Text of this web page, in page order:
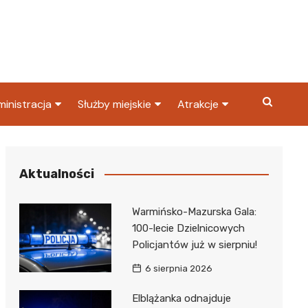
Skarbowy
Służby miejskie
Policja
Atrakcje
Aktualności
Warmińsko-Mazurska Gala:
100-lecie Dzielnicowych
Policjantów już w sierpniu!
6 sierpnia 2026
Elblążanka odnajduje